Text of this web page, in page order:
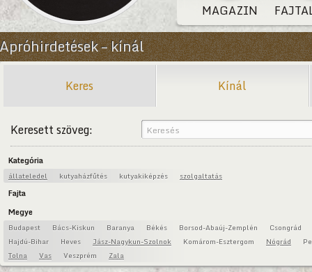
MAGAZIN
Apróhirdetések – kínál
Keres Kínál
Keresett szöveg:
Kategória
állateledel kutyaházfűtés kutyakiképzés szolgaltatás
Fajta
Megye
Budapest Bács-Kiskun Baranya Békés Borsod-Abaúj-Zemplén
Csongrád
Hajdú-Bihar
Heves Jász-Nagykun-Szolnok Komárom-Esztergom Nógrád
Tolna
Vas Veszprém Zala